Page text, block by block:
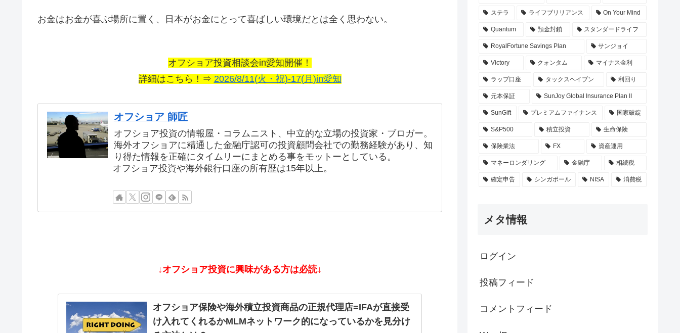
お金はお金が喜ぶ場所に置く、日本がお金にとって喜ばしい環境だとは全く思わない。
オフショア投資相談会in愛知開催！
詳細はこちら！⇒ 2026/8/11(火・祝)-17(月)in愛知
オフショア 師匠
オフショア投資の情報屋・コラムニスト、中立的な立場の投資家・ブロガー。
海外オフショアに精通した金融庁認可の投資顧問会社での勤務経験があり、知
り得た情報を正確にタイムリーにまとめる事をモットーとしている。
オフショア投資や海外銀行口座の所有歴は15年以上。
↓オフショア投資に興味がある方は必読↓
オフショア保険や海外積立投資商品の正規代理店=IFAが直接受
け入れてくれるかMLMネットワーク的になっているかを見分け
ステラ ライフブリリアンス On Your Mind
Quantum 預金封鎖 スタンダードライフ
RoyalFortune Savings Plan サンジョイ
Victory クォンタム マイナス金利
ラップ口座 タックスヘイブン 利回り
元本保証 SunJoy Global Insurance Plan II
SunGift プレミアムファイナンス 国家破綻
S&P500 積立投資 生命保険
保険業法 FX 資産運用
マネーロンダリング 金融庁 相続税
確定申告 シンガポール NISA 消費税
メタ情報
ログイン
投稿フィード
コメントフィード